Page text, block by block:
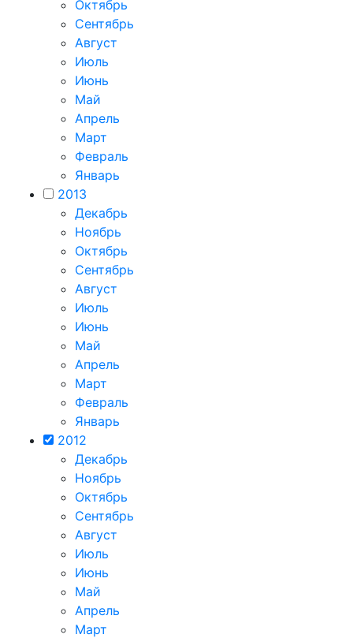
Октябрь
Сентябрь
Август
Июль
Июнь
Май
Апрель
Март
Февраль
Январь
2013
Декабрь
Ноябрь
Октябрь
Сентябрь
Август
Июль
Июнь
Май
Апрель
Март
Февраль
Январь
2012
Декабрь
Ноябрь
Октябрь
Сентябрь
Август
Июль
Июнь
Май
Апрель
Март